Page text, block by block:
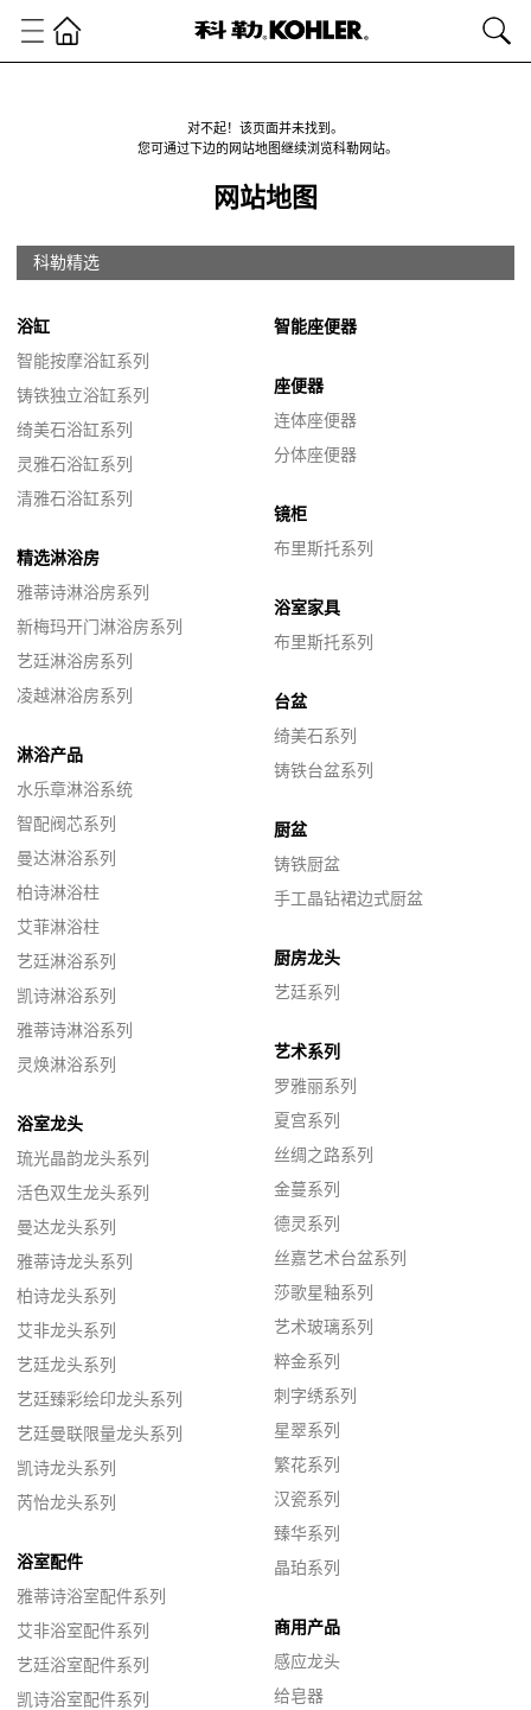
对不起！该页面并未找到。
您可通过下边的网站地图继续浏览科勒网站。
网站地图
科勒精选
浴缸
智能按摩浴缸系列
铸铁独立浴缸系列
绮美石浴缸系列
灵雅石浴缸系列
清雅石浴缸系列
精选淋浴房
雅蒂诗淋浴房系列
新梅玛开门淋浴房系列
艺廷淋浴房系列
凌越淋浴房系列
淋浴产品
水乐章淋浴系统
智配阀芯系列
曼达淋浴系列
柏诗淋浴柱
艾菲淋浴柱
艺廷淋浴系列
凯诗淋浴系列
雅蒂诗淋浴系列
灵焕淋浴系列
浴室龙头
琉光晶韵龙头系列
活色双生龙头系列
曼达龙头系列
雅蒂诗龙头系列
柏诗龙头系列
艾非龙头系列
艺廷龙头系列
艺廷臻彩绘印龙头系列
艺廷曼联限量龙头系列
凯诗龙头系列
芮怡龙头系列
浴室配件
雅蒂诗浴室配件系列
艾非浴室配件系列
艺廷浴室配件系列
凯诗浴室配件系列
智能座便器
座便器
连体座便器
分体座便器
镜柜
布里斯托系列
浴室家具
布里斯托系列
台盆
绮美石系列
铸铁台盆系列
厨盆
铸铁厨盆
手工晶钻裙边式厨盆
厨房龙头
艺廷系列
艺术系列
罗雅丽系列
夏宫系列
丝绸之路系列
金蔓系列
德灵系列
丝嘉艺术台盆系列
莎歌星釉系列
艺术玻璃系列
粹金系列
刺字绣系列
星翠系列
繁花系列
汉瓷系列
臻华系列
晶珀系列
商用产品
感应龙头
给皂器